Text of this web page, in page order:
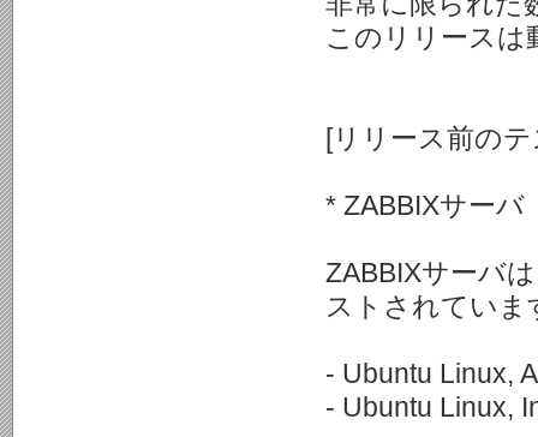
このリリースは
[リリース前の
* ZABBIXサーバ
ZABBIXサーバ
ストされていま
- Ubuntu Linux,
- Ubuntu Linux,